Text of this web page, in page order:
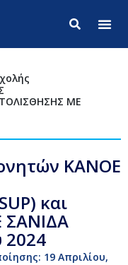
ΜΕ
ΚΑΝΟΕ
και
2024
19 Απριλίου,